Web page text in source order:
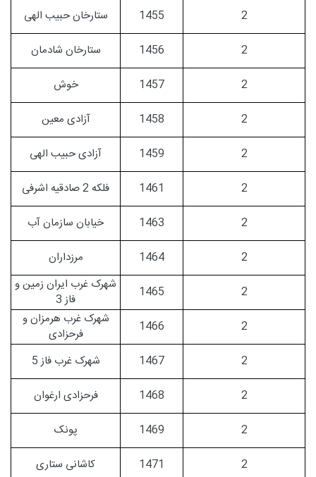
2
1455
ستارخان حبیب الهی
2
1456
ستارخان شادمان
2
1457
خوش
2
1458
آزادی معین
2
1459
آزادی حبیب الهی
2
1461
فلکه 2 صادقیه اشرفی
2
1463
خیابان سازمان آب
2
1464
مرزداران
2
1465
شهرک غرب ایران زمین و
فاز 3
2
1466
شهرک غرب هرمزان و
فرحزادی
2
1467
شهرک غرب فاز 5
2
1468
فرحزادی ارغوان
2
1469
پونک
2
1471
کاشانی ستاری